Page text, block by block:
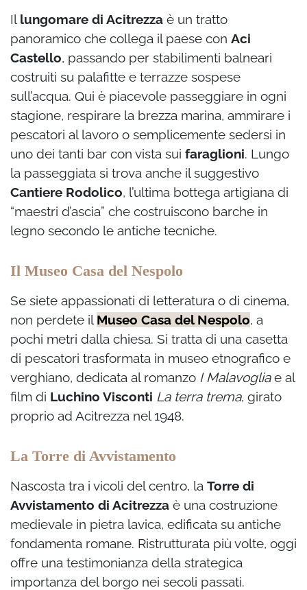
Il lungomare di Acitrezza è un tratto
panoramico che collega il paese con Aci
Castello, passando per stabilimenti balneari
costruiti su palafitte e terrazze sospese
sull’acqua. Qui è piacevole passeggiare in ogni
stagione, respirare la brezza marina, ammirare i
pescatori al lavoro o semplicemente sedersi in
uno dei tanti bar con vista sui faraglioni. Lungo
la passeggiata si trova anche il suggestivo
Cantiere Rodolico, l’ultima bottega artigiana di
“maestri d’ascia” che costruiscono barche in
legno secondo le antiche tecniche.
Il Museo Casa del Nespolo
Se siete appassionati di letteratura o di cinema,
non perdete il Museo Casa del Nespolo, a
pochi metri dalla chiesa. Si tratta di una casetta
di pescatori trasformata in museo etnografico e
verghiano, dedicata al romanzo I Malavogliae al
film di Luchino Visconti La terra trema, girato
proprio ad Acitrezza nel 1948.
La Torre di Avvistamento
Nascosta tra i vicoli del centro, la Torre di
Avvistamento di Acitrezza è una costruzione
medievale in pietra lavica, edificata su antiche
fondamenta romane. Ristrutturata più volte, oggi
offre una testimonianza della strategica
importanza del borgo nei secoli passati.